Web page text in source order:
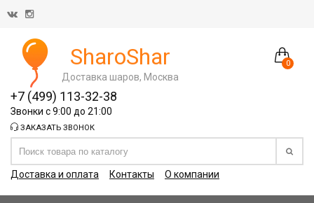
0
SharoShar
Доставка шаров, Москва
+7 (499) 113-32-38
Звонки с 9:00 до 21:00
ЗАКАЗАТЬ ЗВОНОК
Доставка и оплата Контакты О компании